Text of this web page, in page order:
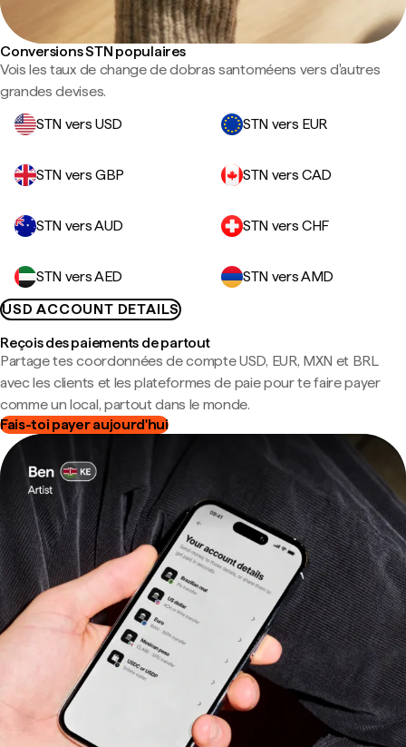
Conversions STN populaires
Vois les taux de change de dobras santoméens vers d'autres
grandes devises.
STN vers USD
STN vers EUR
STN vers GBP STN vers CAD
STN vers AUD STN vers CHF
STN vers AED
STN vers AMD
USD ACCOUNT DETAILS
Reçois des paiements de partout
Partage tes coordonnées de compte USD, EUR, MXN et BRL
avec les clients et les plateformes de paie pour te faire payer
comme un local, partout dans le monde.
Fais-toi payer aujourd'hui